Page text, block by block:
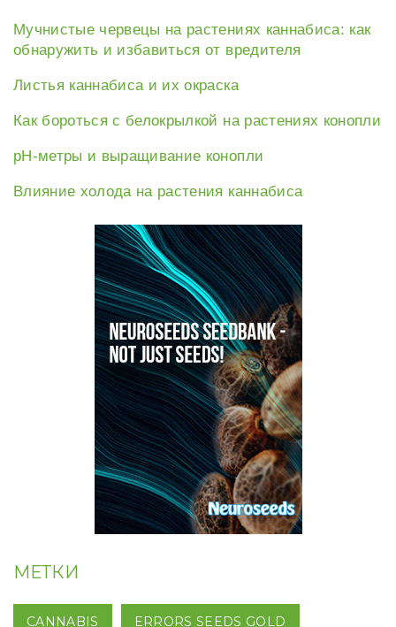
Мучнистые червецы на растениях каннабиса: как
обнаружить и избавиться от вредителя
Листья каннабиса и их окраска
Как бороться с белокрылкой на растениях конопли
рН-метры и выращивание конопли
Влияние холода на растения каннабиса
МЕТКИ
CANNABIS ERRORS SEEDS GOLD